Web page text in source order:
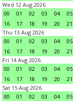
Wed 12 Aug 2026
00
01 02 03 04 05
16
17 18 19 20 21
Thu 13 Aug 2026
00
01 02 03 04 05
16
17 18 19 20 21
Fri 14 Aug 2026
00
01 02 03 04 05
16
17 18 19 20 21
Sat 15 Aug 2026
00
01 02 03 04 05